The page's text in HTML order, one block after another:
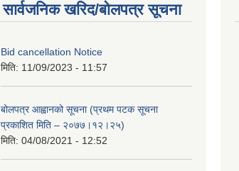
सार्वजनिक खरिद/बोलपत्र सूचना
Bid cancellation Notice
मिति: 11/09/2023 - 11:57
बोलपत्र आह्वानको सूचना (प्रथम पटक सूचना
प्रकाशित मिति – २०७७।१२।२५)
मिति: 04/08/2021 - 12:52